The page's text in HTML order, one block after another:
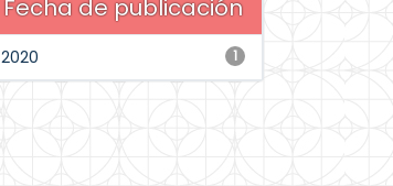
Fecha de publicación
1
2020